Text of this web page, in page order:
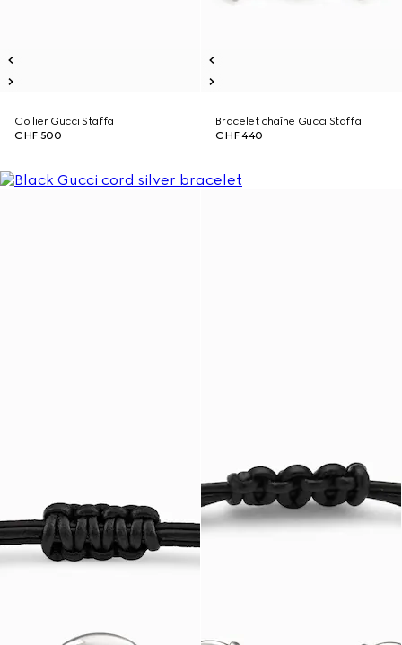
Collier Gucci Staffa
CHF 500
Bracelet chaîne Gucci Staffa
CHF 440